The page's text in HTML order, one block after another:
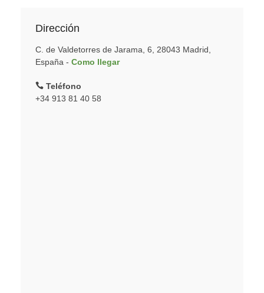
Dirección
C. de Valdetorres de Jarama, 6, 28043 Madrid,
España - Como llegar
Teléfono
+34 913 81 40 58